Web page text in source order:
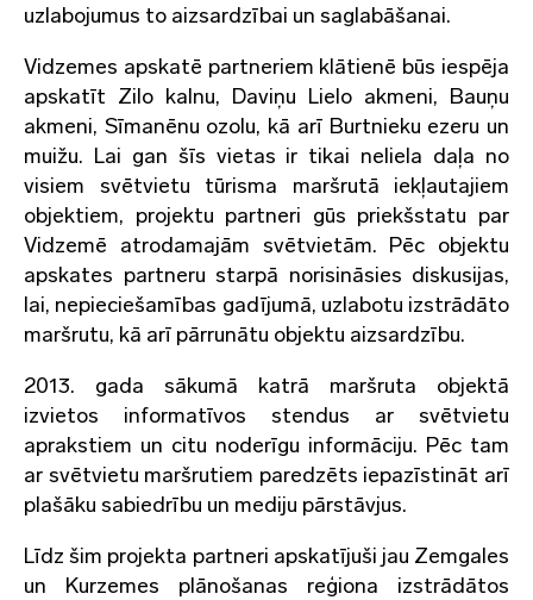
uzlabojumus to aizsardzībai un saglabāšanai.
Vidzemes apskatē partneriem klātienē būs iespēja
apskatīt Zilo kalnu, Daviņu Lielo akmeni, Bauņu
akmeni, Sīmanēnu ozolu, kā arī Burtnieku ezeru un
muižu. Lai gan šīs vietas ir tikai neliela daļa no
visiem svētvietu tūrisma maršrutā iekļautajiem
objektiem, projektu partneri gūs priekšstatu par
Vidzemē atrodamajām svētvietām. Pēc objektu
apskates partneru starpā norisināsies diskusijas,
lai, nepieciešamības gadījumā, uzlabotu izstrādāto
maršrutu, kā arī pārrunātu objektu aizsardzību.
2013. gada sākumā katrā maršruta objektā
izvietos informatīvos stendus ar svētvietu
aprakstiem un citu noderīgu informāciju. Pēc tam
ar svētvietu maršrutiem paredzēts iepazīstināt arī
plašāku sabiedrību un mediju pārstāvjus.
Līdz šim projekta partneri apskatījuši jau Zemgales
un Kurzemes plānošanas reģiona izstrādātos